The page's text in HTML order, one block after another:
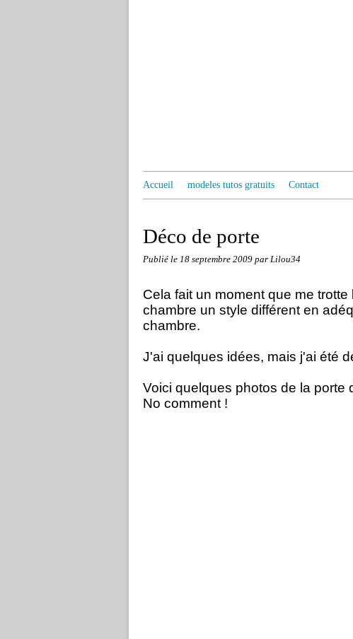
Accueil modeles tutos gratuits Contact
Déco de porte
Publié le 18 septembre 2009 par Lilou34
Cela fait un moment que me
chambre un style différent en
chambre.
J'ai quelques idées, mais j'ai été
Voici quelques photos de la porte
No comment !